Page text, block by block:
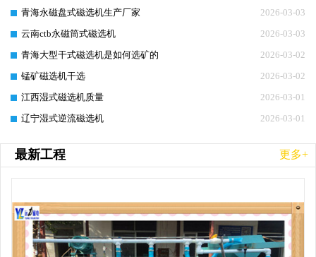
2026-03-03
青海永磁盘式磁选机生产厂家
2026-03-03
云南ctb永磁筒式磁选机
2026-03-02
青海大型干式磁选机是如何选矿的
2026-03-02
锰矿磁选机干选
2026-03-01
江西湿式磁选机质量
2026-03-01
辽宁湿式逆流磁选机
最新工程 更多+